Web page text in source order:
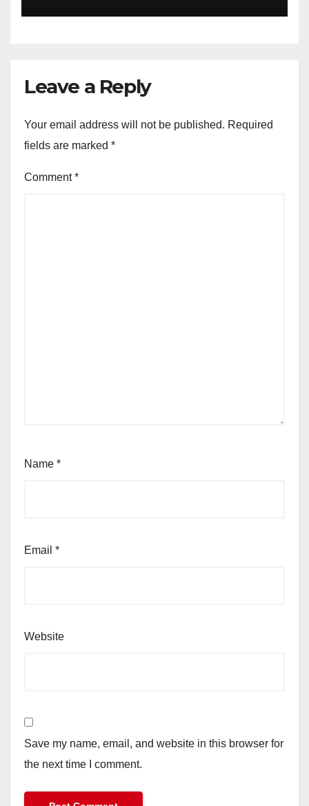
Leave a Reply
Your email address will not be published. Required
fields are marked *
Comment*
Name *
Email *
Website
Save my name, email, and website in this browser for
the next time I comment.